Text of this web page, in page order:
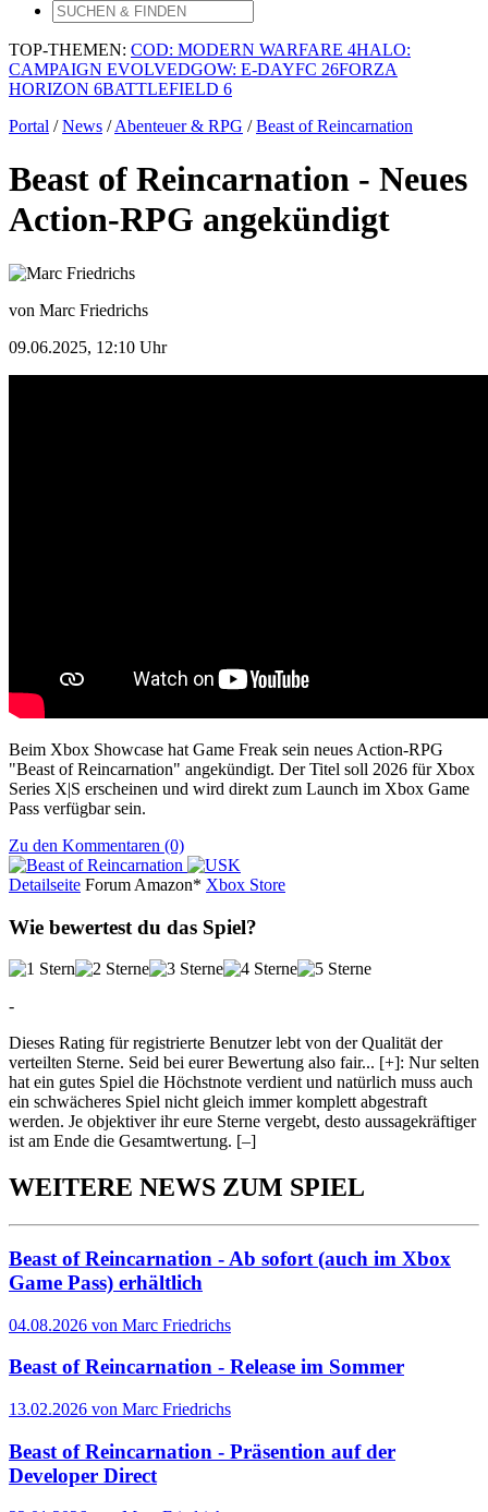
TOP-THEMEN: COD: MODERN WARFARE 4HALO:
CAMPAIGN EVOLVEDGOW: E-DAYFC 26FORZA
HORIZON 6BATTLEFIELD 6
Portal /News /Abenteuer & RPG /Beast of Reincarnation
Beast of Reincarnation - Neues
Action-RPG angekündigt
von Marc Friedrichs
09.06.2025, 12:10 Uhr
Beim Xbox Showcase hat Game Freak sein neues Action-RPG
"Beast of Reincarnation" angekündigt. Der Titel soll 2026 für Xbox
Series X|S erscheinen und wird direkt zum Launch im Xbox Game
Pass verfügbar sein.
Zu den Kommentaren (0)
Detailseite Forum Amazon* Xbox Store
Wie bewertest du das Spiel?
-
Dieses Rating für registrierte Benutzer lebt von der Qualität der
verteilten Sterne. Seid bei eurer Bewertung also fair... [+]: Nur selten
hat ein gutes Spiel die Höchstnote verdient und natürlich muss auch
ein schwächeres Spiel nicht gleich immer komplett abgestraft
werden. Je objektiver ihr eure Sterne vergebt, desto aussagekräftiger
ist am Ende die Gesamtwertung. [–]
WEITERE NEWS ZUM SPIEL
Beast of Reincarnation - Ab sofort (auch im Xbox
Game Pass) erhältlich
04.08.2026 von Marc Friedrichs
Beast of Reincarnation - Release im Sommer
13.02.2026 von Marc Friedrichs
Beast of Reincarnation - Präsention auf der
Developer Direct